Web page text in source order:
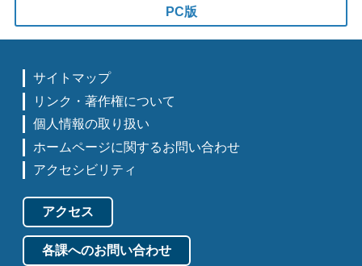
PC版
サイトマップ
リンク・著作権について
個人情報の取り扱い
ホームページに関するお問い合わせ
アクセシビリティ
アクセス
各課へのお問い合わせ